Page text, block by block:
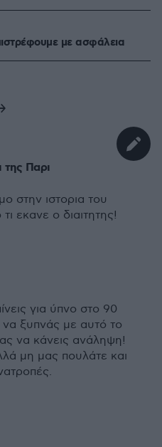
με ασφάλεια
της Παρι
στην ιστορια του
εκανε ο διαιτητης!
για ύπνο στο 90
να ξυπνάς με αυτό το
να κάνεις ανάληψη!
μη μας πουλάτε και